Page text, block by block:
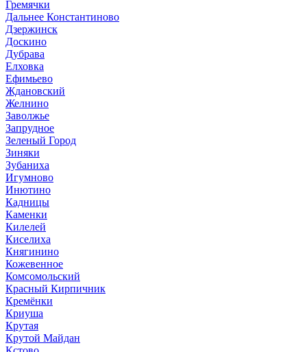
Гремячки
Дальнее Константиново
Дзержинск
Доскино
Дубрава
Елховка
Ефимьево
Ждановский
Желнино
Заволжье
Запрудное
Зеленый Город
Зиняки
Зубаниха
Игумново
Инютино
Кадницы
Каменки
Килелей
Киселиха
Княгинино
Кожевенное
Комсомольский
Красный Кирпичник
Кремёнки
Криуша
Крутая
Крутой Майдан